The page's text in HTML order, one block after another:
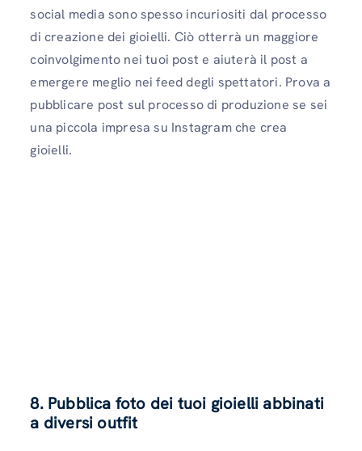
social media sono spesso incuriositi dal processo
di creazione dei gioielli. Ciò otterrà un maggiore
coinvolgimento nei tuoi post e aiuterà il post a
emergere meglio nei feed degli spettatori. Prova a
pubblicare post sul processo di produzione se sei
una piccola impresa su Instagram che crea
gioielli.
8. Pubblica foto dei tuoi gioielli abbinati
a diversi outfit